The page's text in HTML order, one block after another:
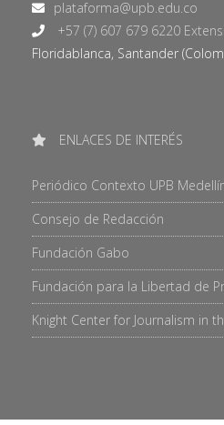
+57 (7) 607 679 6220
Floridablanca, Santander
ENLACES DE INTERÉS
Periódico Contexto UPB
Consejo de Redacción
Fundación Gabo
Fundación para la Libertad de
Knight Center for Journalism in